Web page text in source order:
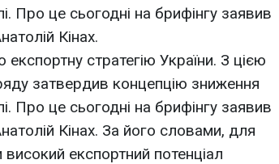
Про це сьогодні на брифінгу заявив
Кінах.
стратегію України. З цією
затвердив концепцію зниження
Про це сьогодні на брифінгу заявив
Кінах. За його словами, для
експортний потенціал